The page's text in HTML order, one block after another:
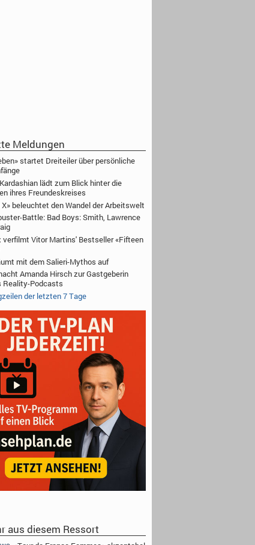
Meldungen
startet Dreiteiler über persönliche
lädt zum Blick hinter die
ihres Freundeskreises
X» beleuchtet den Wandel der Arbeitswelt
Battle: Bad Boys: Smith, Lawrence
verfilmt Vitor Martins' Bestseller «Fifteen
mit dem Salieri-Mythos auf
Amanda Hirsch zur Gastgeberin
Reality-Podcasts
der letzten 7 Tage
aus diesem Ressort